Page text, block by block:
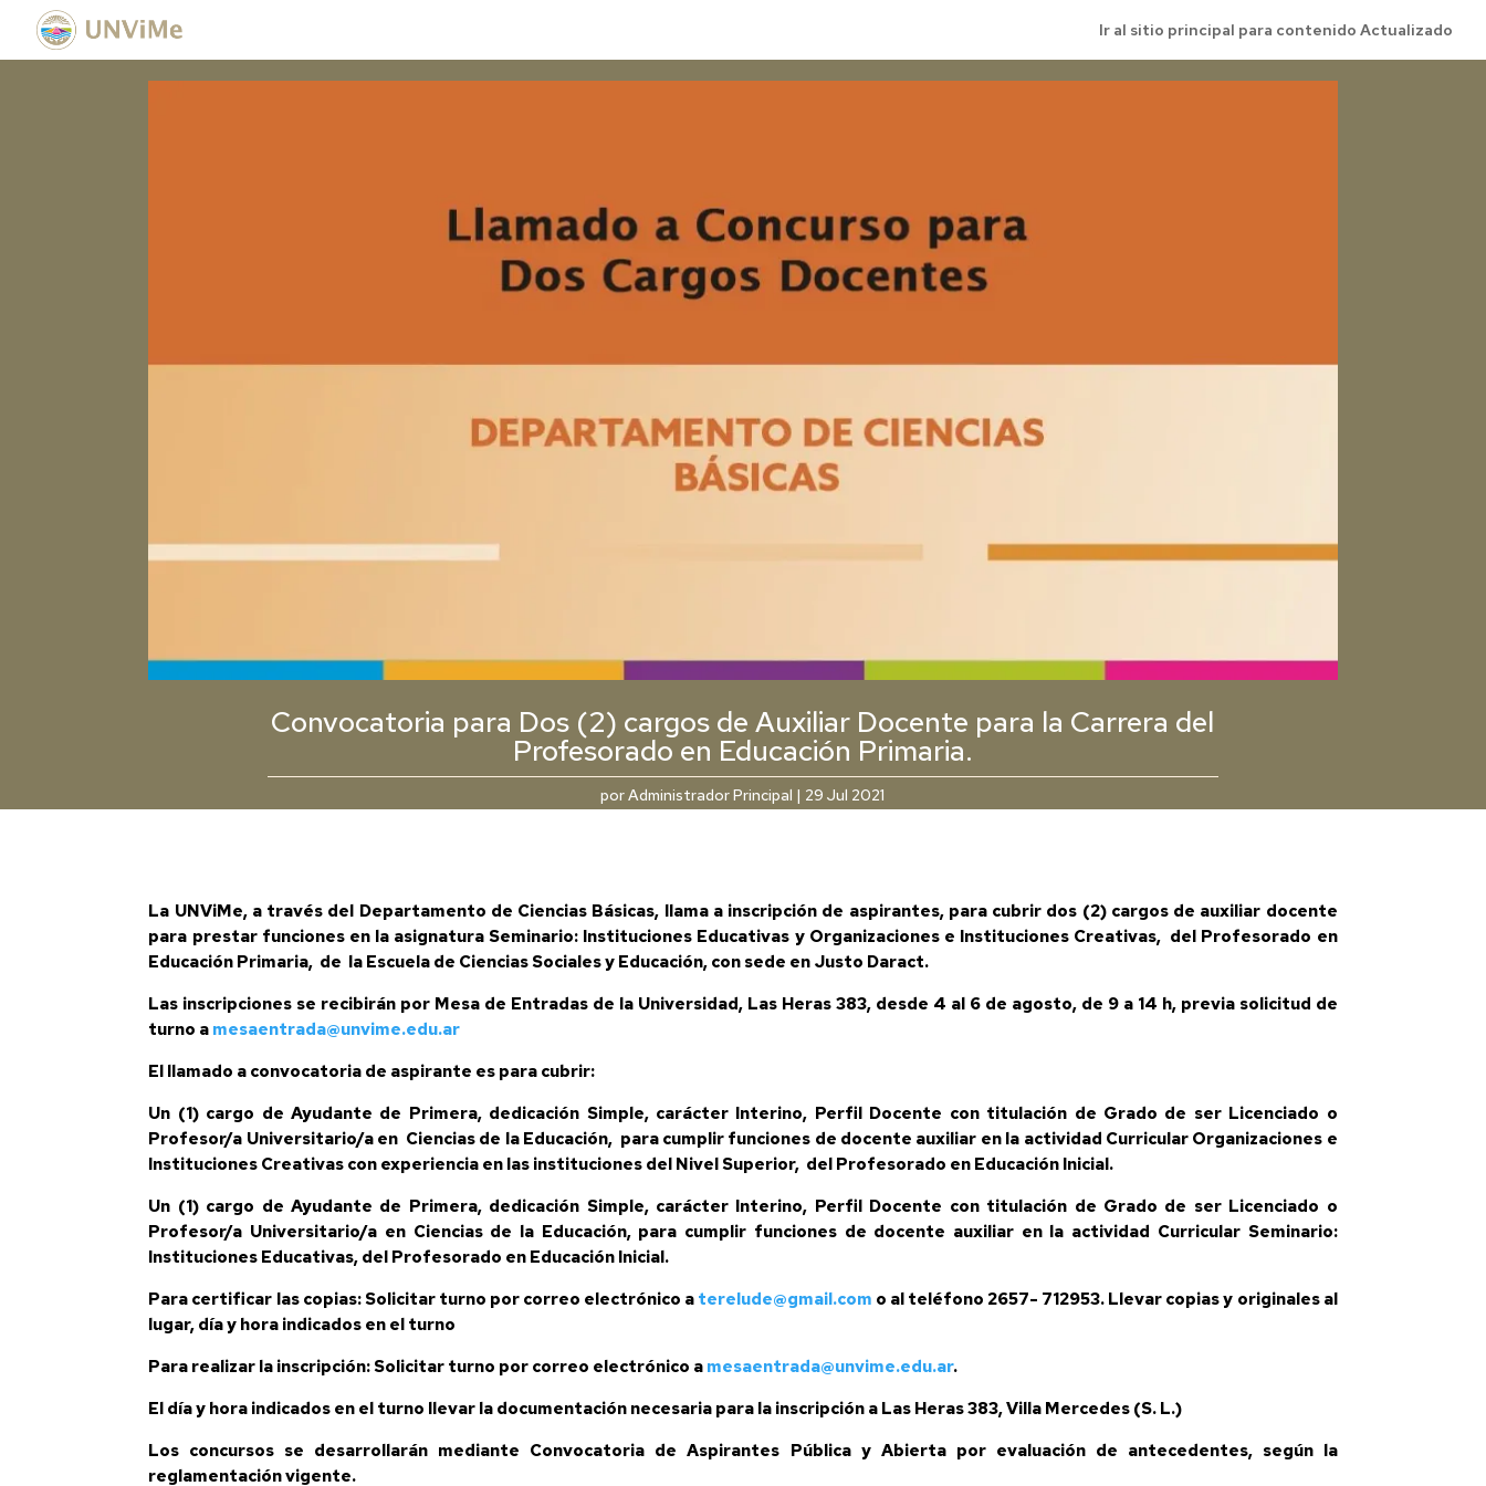
Ir al sitio principal para contenido Actualizado
Convocatoria para Dos (2) cargos de Auxiliar Docente para la Carrera del
Profesorado en Educación Primaria.
porAdministrador Principal | 29 Jul 2021
La UNViMe, a través del Departamento de Ciencias Básicas, llama a inscripción de aspirantes, para cubrir dos (2) cargos de auxiliar docente
para prestar funciones en la asignatura Seminario: Instituciones Educativas y Organizaciones e Instituciones Creativas, del Profesorado en
Educación Primaria, de la Escuela de Ciencias Sociales y Educación, con sede en Justo Daract.
Las inscripciones se recibirán por Mesa de Entradas de la Universidad, Las Heras 383, desde 4 al 6 de agosto, de 9 a 14 h, previa solicitud de
turno a mesaentrada@unvime.edu.ar
El llamado a convocatoria de aspirante es para cubrir:
Un (1) cargo de Ayudante de Primera, dedicación Simple, carácter Interino, PerfilDocente con titulación de Grado de ser Licenciado o
Profesor/a Universitario/a en Ciencias de la Educación, para cumplir funciones de docente auxiliar en la actividad Curricular Organizaciones e
Instituciones Creativas con experiencia en las instituciones del Nivel Superior, del Profesorado en Educación Inicial.
Un (1) cargo de Ayudante de Primera, dedicación Simple, carácter Interino, PerfilDocente con titulación de Grado de ser Licenciado o
Profesor/a Universitario/a en Ciencias de la Educación, para cumplir funciones de docente auxiliar en la actividad Curricular Seminario:
Instituciones Educativas, del Profesorado en Educación Inicial.
Para certificar las copias:Solicitar turno por correo electrónico a terelude@gmail.com o al teléfono 2657- 712953. Llevar copias y originales al
lugar, día y hora indicados en el turno
Para realizar la inscripción:Solicitar turno por correo electrónico a mesaentrada@unvime.edu.ar.
El día y hora indicados en el turno llevar la documentación necesaria para la inscripción a Las Heras 383, Villa Mercedes (S. L.)
Los concursos se desarrollarán mediante Convocatoria de Aspirantes Pública y Abierta por evaluación de antecedentes, según la
reglamentación vigente.